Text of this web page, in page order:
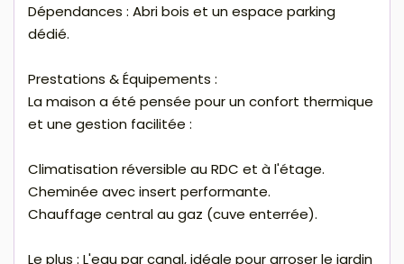
Dépendances : Abri bois et un espace parking
dédié.
Prestations & Équipements :
La maison a été pensée pour un confort thermique
et une gestion facilitée :
Climatisation réversible au RDC et à l'étage.
Cheminée avec insert performante.
Chauffage central au gaz (cuve enterrée).
Le plus : L'eau par canal, idéale pour arroser le jardin